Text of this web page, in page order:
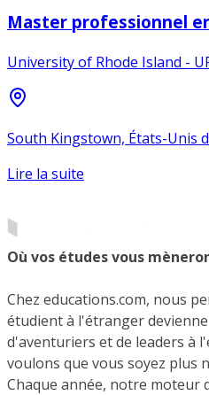
Master professionnel
University of Rhode Island -
South Kingstown, États-Unis
Lire la suite
Où vos études vous
Chez educations.com, nous
étudient à l'étranger
d'aventuriers et de leaders à
voulons que vous soyez plus
Chaque année, notre moteur